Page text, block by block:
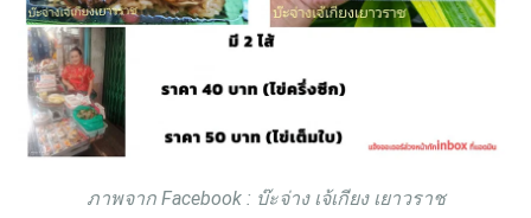
ภาพจาก Facebook : บ๊ะจ่าง เจ้เกียง เยาวราช